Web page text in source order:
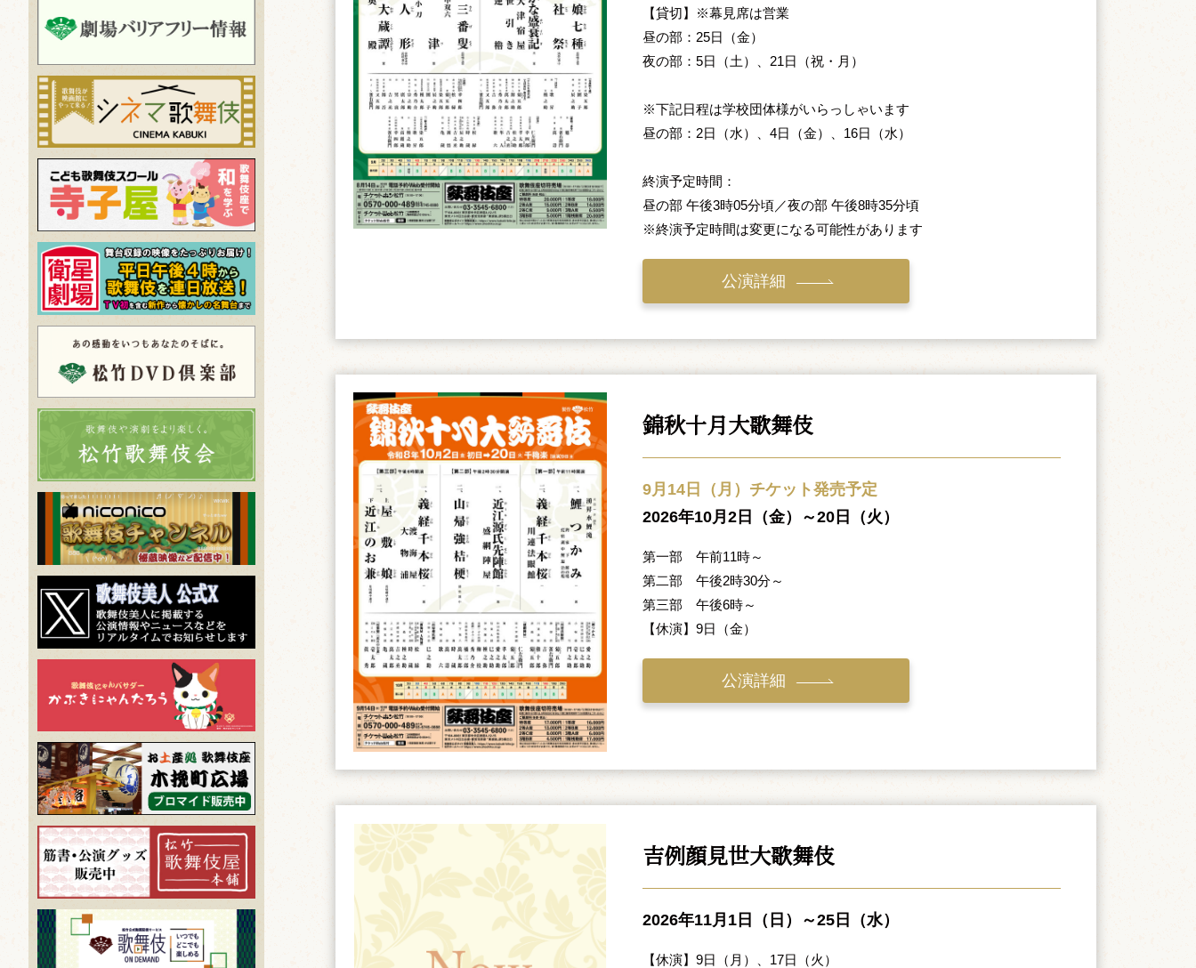
【貸切】※幕見席は営業
昼の部：25日（金）
夜の部：5日（土）、21日（祝・月）
※下記日程は学校団体様がいらっしゃいます
昼の部：2日（水）、4日（金）、16日（水）
終演予定時間：
昼の部 午後3時05分頃／夜の部 午後8時35分頃
※終演予定時間は変更になる可能性があります
公演詳細
錦秋十月大歌舞伎
9月14日（月）チケット発売予定
2026年10月2日（金）～20日（火）
第一部 午前11時～
第二部 午後2時30分～
第三部 午後6時～
【休演】9日（金）
公演詳細
吉例顔見世大歌舞伎
2026年11月1日（日）～25日（水）
【休演】9日（月）、17日（火）